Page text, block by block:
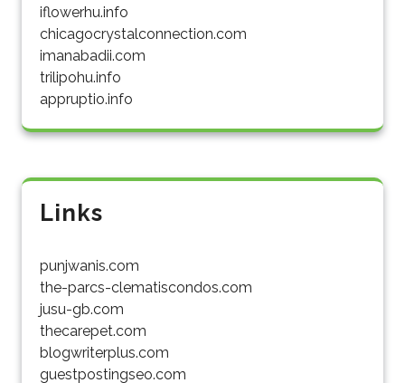
iflowerhu.info
chicagocrystalconnection.com
imanabadii.com
trilipohu.info
appruptio.info
Links
punjwanis.com
the-parcs-clematiscondos.com
jusu-gb.com
thecarepet.com
blogwriterplus.com
guestpostingseo.com